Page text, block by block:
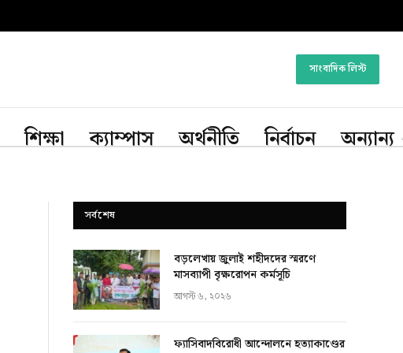
সাংবাদিক লিস্ট
শিক্ষা ক্যাম্পাস অর্থনীতি নির্বাচন অন্যান্য
সর্বশেষ
বড়লেখায় জুলাই শহীদদের স্মরণে
মাসব্যাপী বৃক্ষরোপন কর্মসূচি
আগস্ট ৬, ২০২৬
ফ্যাসিবাদবিরোধী আন্দোলনে হত্যাকাণ্ডের